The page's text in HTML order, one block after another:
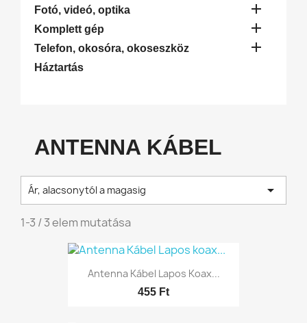
Fotó, videó, optika 
Komplett gép 
Telefon, okosóra, okoseszköz 
Háztartás
ANTENNA KÁBEL
Ár, alacsonytól a magasig 
1-3 / 3 elem mutatása
Antenna Kábel Lapos Koax...
455 Ft